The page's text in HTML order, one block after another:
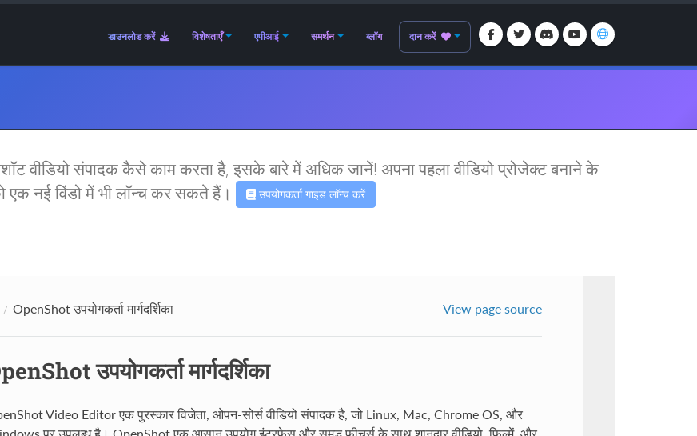
डाउनलोड करें विशेषताएँ एपीआई समर्थन ब्लॉग दान करें
वीडियो संपादक कैसे काम करता है, इसके बारे में अधिक जानें! अपना पहला वीडियो प्रोजेक्ट बनाने के
एक नई विंडो में भी लॉन्च कर सकते हैं।
उपयोगकर्ता गाइड लॉन्च करें